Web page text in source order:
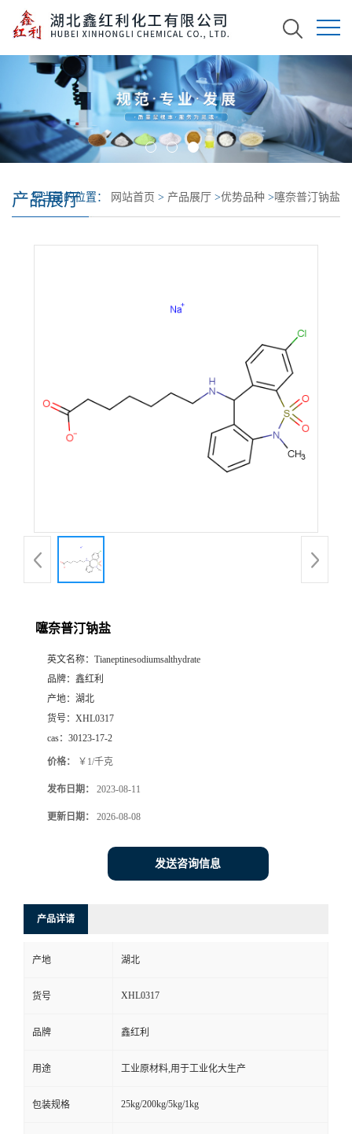
产品展厅
您当前的位置： 网站首页 > 产品展厅 >优势品种 >噻奈普汀钠盐
噻奈普汀钠盐
英文名称： Tianeptinesodiumsalthydrate
品牌： 鑫红利
产地： 湖北
货号： XHL0317
cas： 30123-17-2
价格： ￥1/千克
发布日期： 2023-08-11
更新日期： 2026-08-08
发送咨询信息
产品详请
产地 湖北
货号 XHL0317
品牌 鑫红利
用途 工业原材料,用于工业化大生产
包装规格 25kg/200kg/5kg/1kg